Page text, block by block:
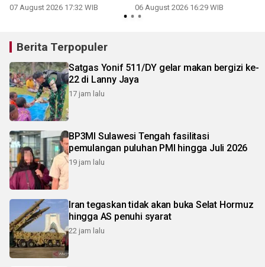
07 August 2026 17:32 WIB 06 August 2026 16:29 WIB
Berita Terpopuler
Satgas Yonif 511/DY gelar makan bergizi ke-
22 di Lanny Jaya
17 jam lalu
BP3MI Sulawesi Tengah fasilitasi
pemulangan puluhan PMI hingga Juli 2026
19 jam lalu
Iran tegaskan tidak akan buka Selat Hormuz
hingga AS penuhi syarat
22 jam lalu